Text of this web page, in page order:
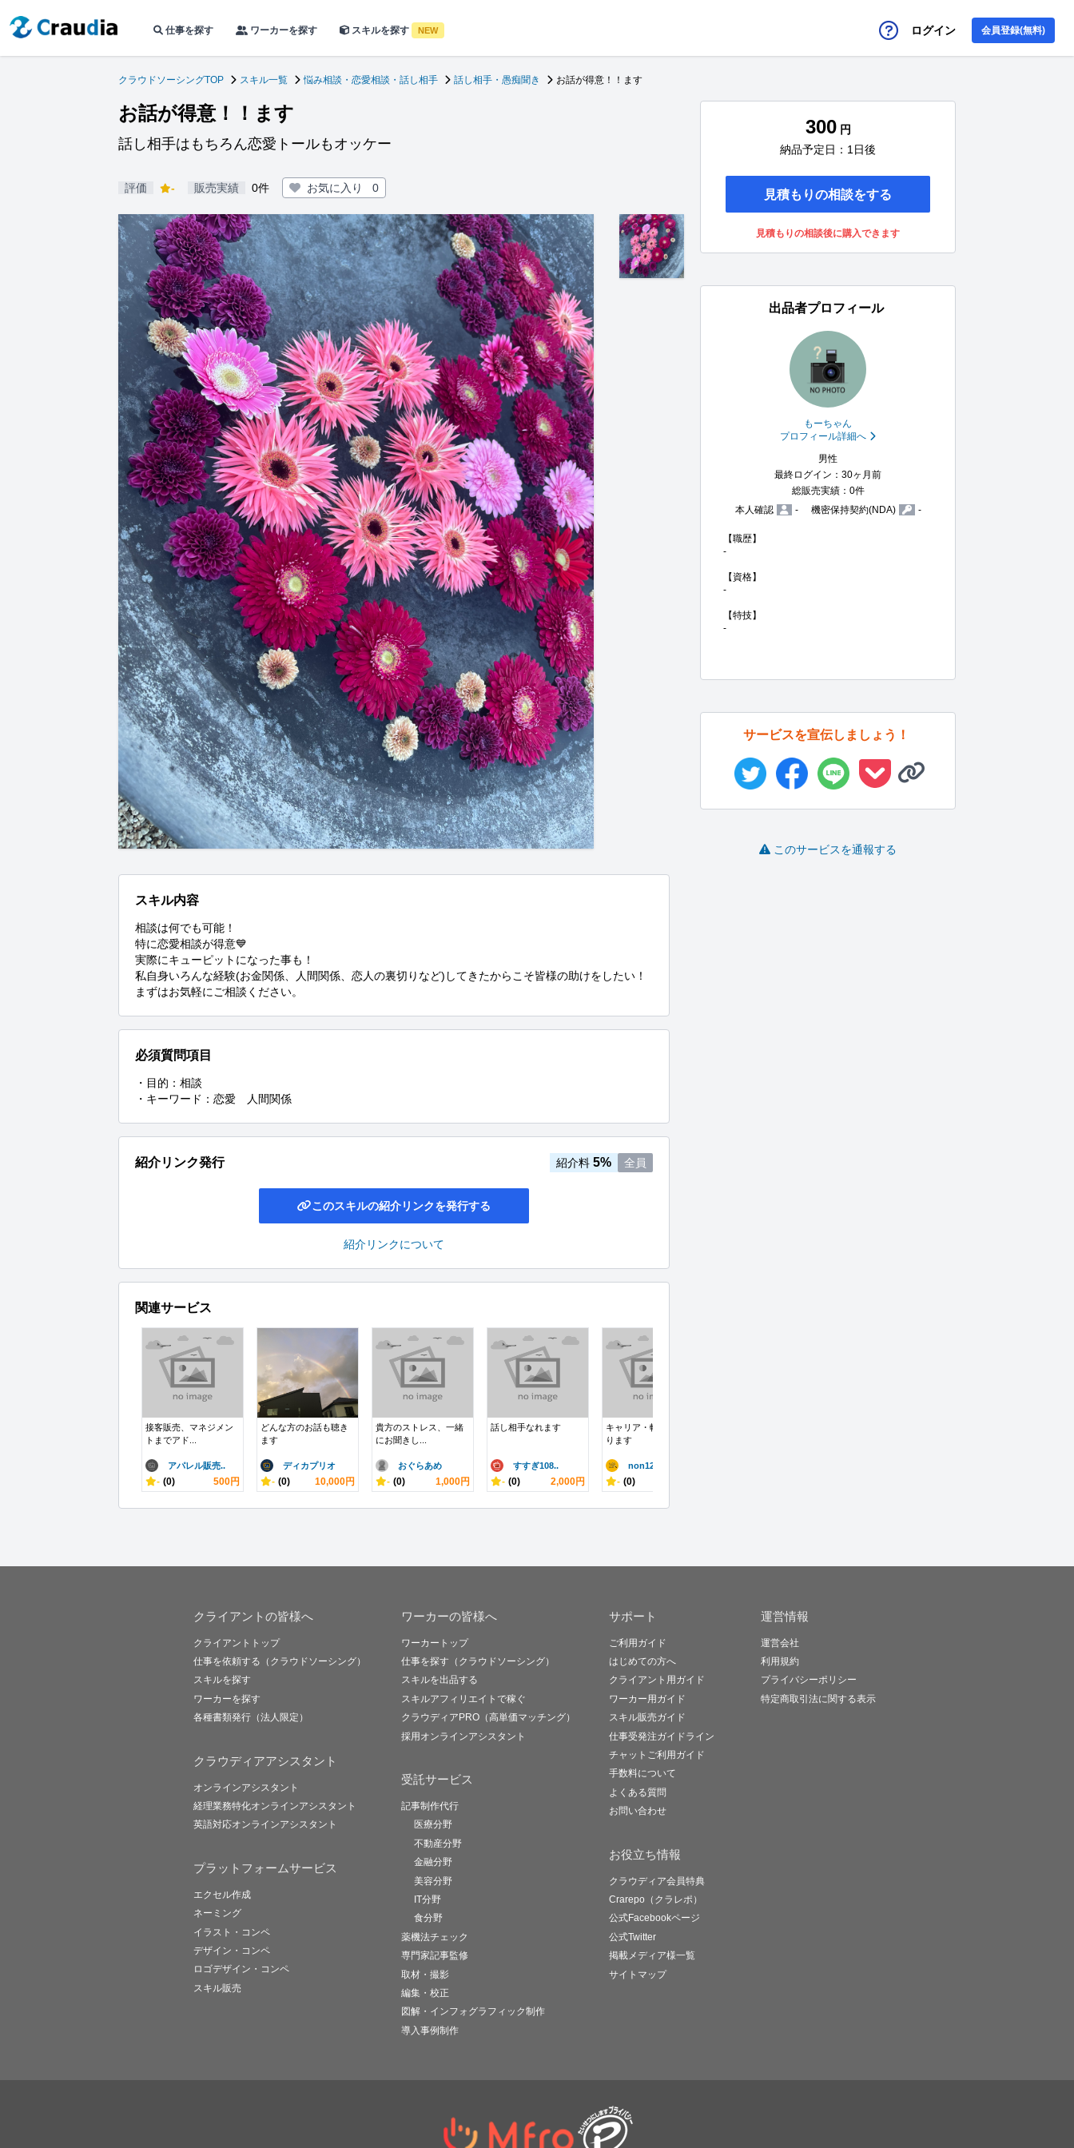
仕事を探す ワーカーを探す スキルを探す NEW ログイン 会員登録(無料)
クラウドソーシングTOP スキル一覧 悩み相談・恋愛相談・話し相手 話し相手・愚痴聞き お話が得意！！ます
お話が得意！！ます
話し相手はもちろん恋愛トールもオッケー
評価 - 販売実績 0件 お気に入り 0
スキル内容
相談は何でも可能！
特に恋愛相談が得意💙
実際にキューピットになった事も！
私自身いろんな経験(お金関係、人間関係、恋人の裏切りなど)してきたからこそ皆様の助けをしたい！
まずはお気軽にご相談ください。
必須質問項目
・目的：相談
・キーワード：恋愛　人間関係
紹介リンク発行 紹介料 5% 全員
このスキルの紹介リンクを発行する
紹介リンクについて
関連サービス
接客販売、マネジメン
トまでアド...
アパレル販売..
- (0) 500円
どんな方のお話も聴き
ます
ディカプリオ
- (0) 10,000円
貴方のストレス、一緒
にお聞きし...
おぐらあめ
- (0) 1,000円
話し相手なれます
すすぎ108..
- (0) 2,000円
キャリア・転職相談の
ります
non123..
- (0)
300 円
納品予定日：1日後
見積もりの相談をする
見積もりの相談後に購入できます
出品者プロフィール
もーちゃん
プロフィール詳細へ
男性
最終ログイン：30ヶ月前
総販売実績：0件
本人確認
- 機密保持契約(NDA) -
【職歴】
-
【資格】
-
【特技】
-
サービスを宣伝しましょう！
このサービスを通報する
クライアントの皆様へ
クライアントトップ
仕事を依頼する（クラウドソーシング）
スキルを探す
ワーカーを探す
各種書類発行（法人限定）
クラウディアアシスタント
オンラインアシスタント
経理業務特化オンラインアシスタント
英語対応オンラインアシスタント
プラットフォームサービス
エクセル作成
ネーミング
イラスト・コンペ
デザイン・コンペ
ロゴデザイン・コンペ
スキル販売
ワーカーの皆様へ
ワーカートップ
仕事を探す（クラウドソーシング）
スキルを出品する
スキルアフィリエイトで稼ぐ
クラウディアPRO（高単価マッチング）
採用オンラインアシスタント
受託サービス
記事制作代行
医療分野
不動産分野
金融分野
美容分野
IT分野
食分野
薬機法チェック
専門家記事監修
取材・撮影
編集・校正
図解・インフォグラフィック制作
導入事例制作
サポート
ご利用ガイド
はじめての方へ
クライアント用ガイド
ワーカー用ガイド
スキル販売ガイド
仕事受発注ガイドライン
チャットご利用ガイド
手数料について
よくある質問
お問い合わせ
お役立ち情報
クラウディア会員特典
Crarepo（クラレポ）
公式Facebookページ
公式Twitter
掲載メディア様一覧
サイトマップ
運営情報
運営会社
利用規約
プライバシーポリシー
特定商取引法に関する表示